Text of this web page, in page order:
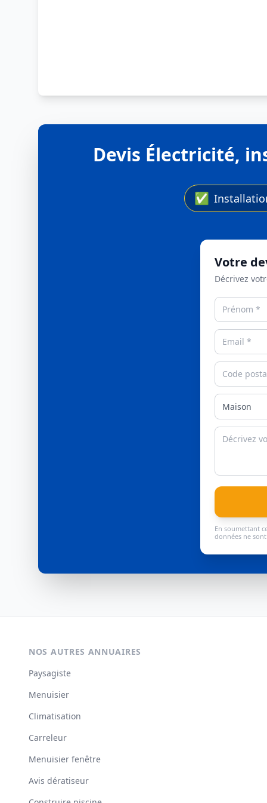
Devis Électricité,
✅
Votre
Décrivez
En soumettant
données ne
NOS AUTRES ANNUAIRES
Paysagiste
Menuisier
Climatisation
Carreleur
Menuisier fenêtre
Avis dératiseur